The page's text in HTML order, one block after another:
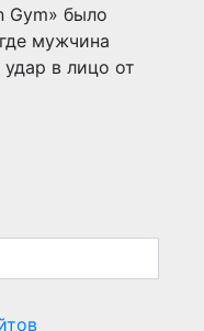
Gym» было
мужчина
в лицо от